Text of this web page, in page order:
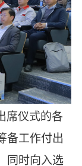
席仪式的各
备工作付出
同时向入选